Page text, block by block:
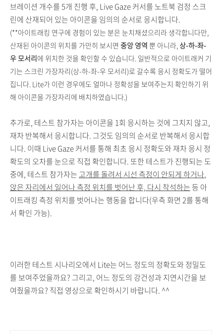
브레이션 개수를 5개 진행 후, Live Gaze 커서를 노트북 검정 스크
린에 산재되어 있는 아이콘을 임의의 순서로 응시합니다.
(**아이트래킹 연구에 경험이 있는 분은 눈치채셨으리라 생각합니다만,
산재된 아이콘의 위치를 가만히 보시면 중앙 영역 뿐 아니라, 상-하-좌-
우 모서리에 위치한 것을 확인할 수 있습니다. 일반적으로 아이트래커 기
기는 스크린 가장자리(상-하-좌-우 모서리)로 갈수록 응시 정확도가 떨어
집니다. Lite가 이런 경우에도 얼마나 정확성을 보여주는지 확인하기 위
해 아이콘을 가장자리에 배치하였습니다.)
추가로, 테스트 참가자는 아이콘을 1회 응시하는 것에 그치지 않고,
재차 반복해서 응시합니다. 그것도 임의의 순서로 반복해서 응시합
니다. 이때 Live Gaze 커서를 통해 최초 응시 정확도와 재차 응시 정
확도의 오차를 눈으로 직접 확인합니다. 또한테스트가 진행되는 도
중에, 테스트 참가자는 고개를 돌려서 시선 측정이 안되게 하거나,
앉은 자리에서 일어나 측정 위치를 벗어난 후, 다시 착석하는 등 아
이트래킹 측정 위치를 벗어나는 행동을 합니다(우측 화면 2를 통해
서 확인 가능).
이러한 테스트 시나리오에서 Lite는 어느 정도의 정확도와 정밀도
를 보여주었을까요? 그리고, 어느 정도의 강건성과 지연시간을 보
여줬을까요? 직접 영상으로 확인하시기 바랍니다. ^^